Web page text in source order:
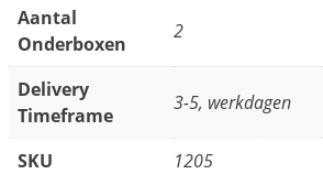
Aantal
Onderboxen
2
Delivery
Timeframe
3-5, werkdagen
SKU 1205